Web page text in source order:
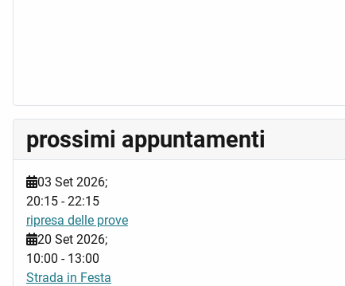
prossimi appuntamenti
03 Set 2026;
20:15 -22:15
ripresa delle prove
20 Set 2026;
10:00 - 13:00
Strada in Festa